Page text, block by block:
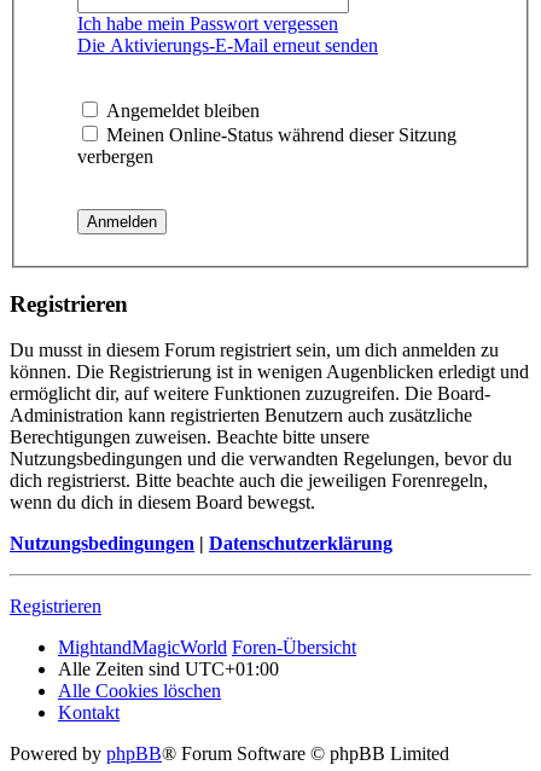
Ich habe mein Passwort vergessen
Die Aktivierungs-E-Mail erneut senden
Angemeldet bleiben
Meinen Online-Status während dieser Sitzung
verbergen
Registrieren
Du musst in diesem Forum registriert sein, um dich anmelden zu
können. Die Registrierung ist in wenigen Augenblicken erledigt und
ermöglicht dir, auf weitere Funktionen zuzugreifen. Die Board-
Administration kann registrierten Benutzern auch zusätzliche
Berechtigungen zuweisen. Beachte bitte unsere
Nutzungsbedingungen und die verwandten Regelungen, bevor du
dich registrierst. Bitte beachte auch die jeweiligen Forenregeln,
wenn du dich in diesem Board bewegst.
Nutzungsbedingungen | Datenschutzerklärung
Registrieren
MightandMagicWorld Foren-Übersicht
Alle Zeiten sind UTC+01:00
Alle Cookies löschen
Kontakt
Powered by phpBB® Forum Software © phpBB Limited